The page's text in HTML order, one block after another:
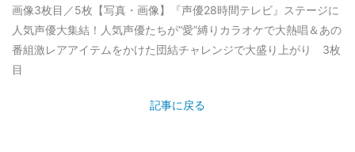
画像3枚目／5枚 【写真・画像】『声優28時間テレビ』ステージに
人気声優大集結！人気声優たちが“愛”縛りカラオケで大熱唱＆あの
番組激レアアイテムをかけた団結チャレンジで大盛り上がり 3枚
目
記事に戻る